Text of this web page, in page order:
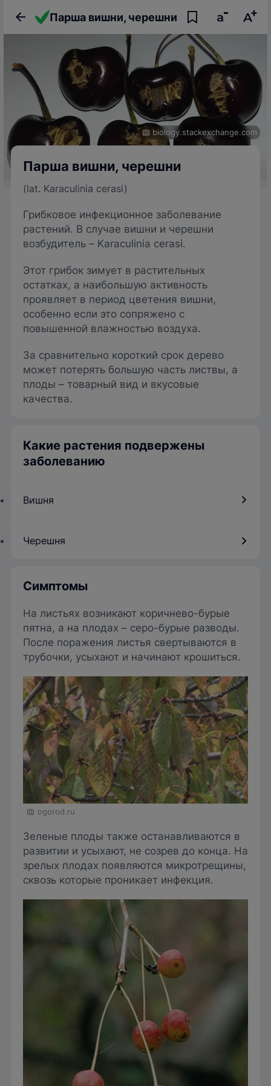
Парша вишни, черешни
biology.stackexchange.com
Парша вишни, черешни
(lat. Karaculinia cerasi)
Грибковое инфекционное заболевание
растений. В случае вишни и черешни
возбудитель – Karaculinia cerasi.
Этот грибок зимует в растительных
остатках, а наибольшую активность
проявляет в период цветения вишни,
особенно если это сопряжено с
повышенной влажностью воздуха.
За сравнительно короткий срок дерево
может потерять большую часть листвы, а
плоды – товарный вид и вкусовые
качества.
Какие растения подвержены
заболеванию
Вишня
Черешня
Симптомы
На листьях возникают коричнево-бурые
пятна, а на плодах – серо-бурые разводы.
После поражения листья свертываются в
трубочки, усыхают и начинают крошиться.
ogorod.ru
Зеленые плоды также останавливаются в
развитии и усыхают, не созрев до конца. На
зрелых плодах появляются микротрещины,
сквозь которые проникает инфекция.